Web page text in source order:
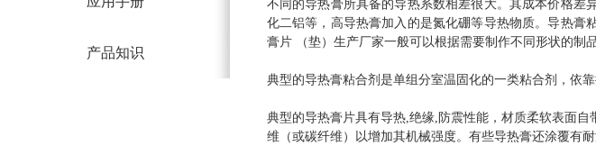
产品知识
不同的导热膏所具备的导热系数相差很大。其成本价格差
化二铝等，高导热膏加入的是氮化硼等导热物质。导热膏
膏片 （垫）生产厂家一般可以根据需要制作不同形状的制品
典型的导热膏粘合剂是单组分室温固化的一类粘合剂，依
典型的导热膏片具有导热,绝缘,防震性能，材质柔软表面
维（或碳纤维）以增加其机械强度。有些导热膏还涂覆有耐